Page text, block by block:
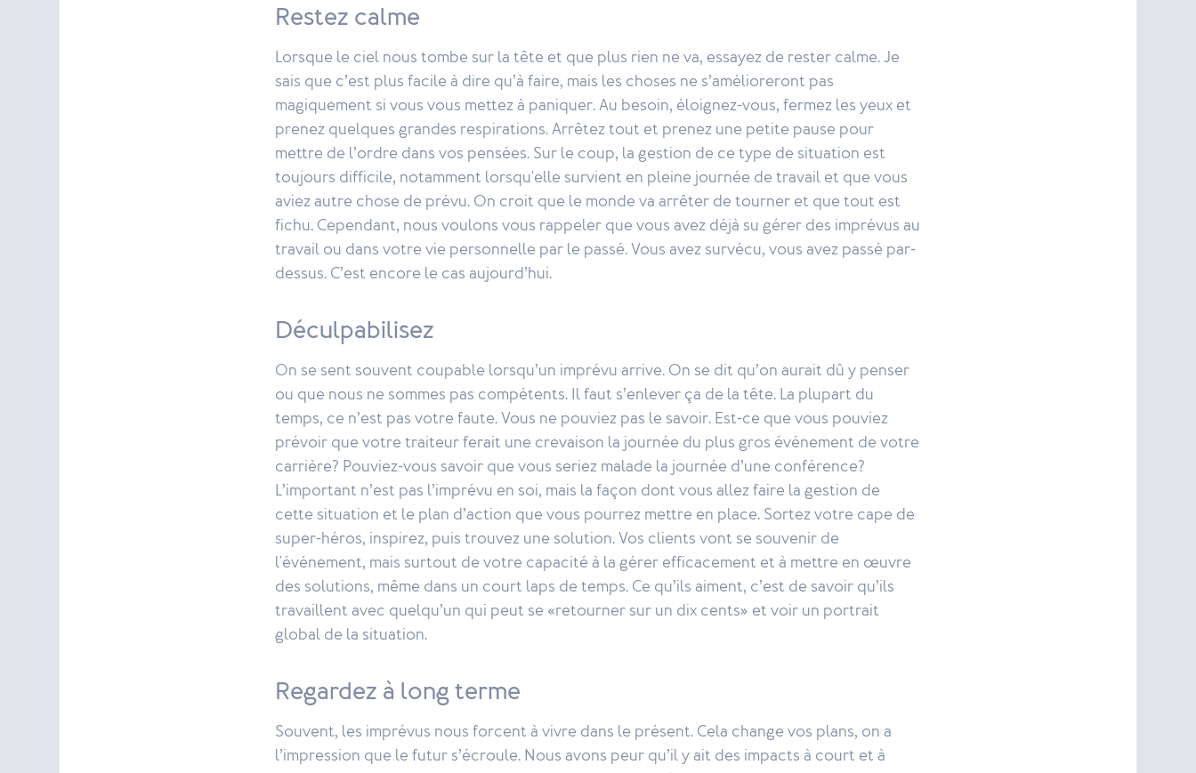
Restez calme
Lorsque le ciel nous tombe sur la tête et que plus rien ne va, essayez de rester calme. Je
sais que c’est plus facile à dire qu’à faire, mais les choses ne s’amélioreront pas
magiquement si vous vous mettez à paniquer. Au besoin, éloignez-vous, fermez les yeux et
prenez quelques grandes respirations. Arrêtez tout et prenez une petite pause pour
mettre de l’ordre dans vos pensées. Sur le coup, la gestion de ce type de situation est
toujours difficile, notamment lorsqu'elle survient en pleine journée de travail et que vous
aviez autre chose de prévu. On croit que le monde va arrêter de tourner et que tout est
fichu. Cependant, nous voulons vous rappeler que vous avez déjà su gérer des imprévus au
travail ou dans votre vie personnelle par le passé. Vous avez survécu, vous avez passé par-
dessus. C’est encore le cas aujourd’hui.
Déculpabilisez
On se sent souvent coupable lorsqu’un imprévu arrive. On se dit qu’on aurait dû y penser
ou que nous ne sommes pas compétents. Il faut s’enlever ça de la tête. La plupart du
temps, ce n’est pas votre faute. Vous ne pouviez pas le savoir. Est-ce que vous pouviez
prévoir que votre traiteur ferait une crevaison la journée du plus gros événement de votre
carrière? Pouviez-vous savoir que vous seriez malade la journée d’une conférence?
L’important n’est pas l’imprévu en soi, mais la façon dont vous allez faire la gestion de
cette situation et le plan d’action que vous pourrez mettre en place. Sortez votre cape de
super-héros, inspirez, puis trouvez une solution. Vos clients vont se souvenir de
l'événement, mais surtout de votre capacité à la gérer efficacement et à mettre en œuvre
des solutions, même dans un court laps de temps. Ce qu’ils aiment, c’est de savoir qu’ils
travaillent avec quelqu’un qui peut se «retourner sur un dix cents» et voir un portrait
global de la situation.
Regardez à long terme
Souvent, les imprévus nous forcent à vivre dans le présent. Cela change vos plans, on a
l’impression que le futur s’écroule. Nous avons peur qu’il y ait des impacts à court et à